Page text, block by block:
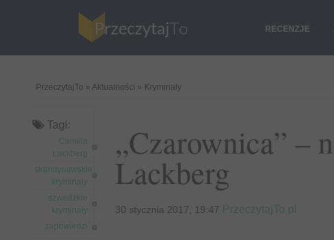
RECENZJE
PrzeczytajTo » Aktualności » Kryminały
Tagi:
Camilla
Lackberg
skandynawskie
kryminały
szwedzkie
kryminały
zapowiedzi
„Czarownica” –
Lackberg
30 stycznia 2017, 19:47 PrzeczytajTo.pl